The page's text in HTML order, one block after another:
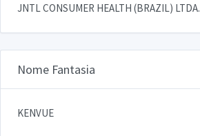
JNTL CONSUMER HEALTH (BRAZIL) LTDA.
Nome Fantasia
KENVUE